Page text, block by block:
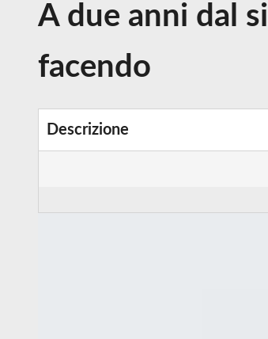
A due anni dal
facendo
Descrizione